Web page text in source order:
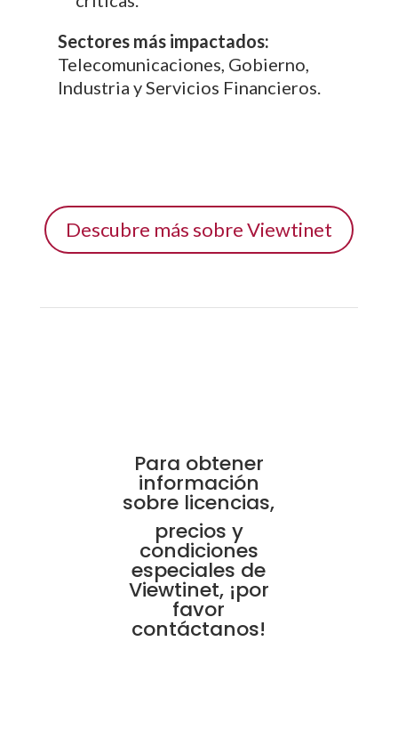
Sectores más impactados:
Telecomunicaciones, Gobierno,
Industria y Servicios Financieros.
Descubre más sobre Viewtinet
Para obtener
información
sobre licencias,
precios y
condiciones
especiales de
Viewtinet, ¡por
favor
contáctanos!